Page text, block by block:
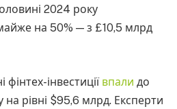
2024 року
на 50% — з £10,5 млрд
інвестиції впали до
на рівні $95,6 млрд. Експерти